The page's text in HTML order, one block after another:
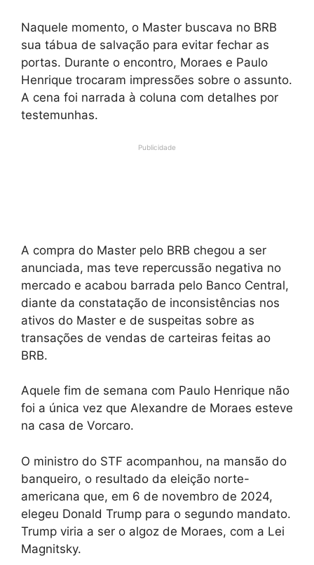
Naquele momento, o Master buscava no BRB
sua tábua de salvação para evitar fechar as
portas. Durante o encontro, Moraes e Paulo
Henrique trocaram impressões sobre o assunto.
A cena foi narrada à coluna com detalhes por
testemunhas.
Publicidade
A compra do Master pelo BRB chegou a ser
anunciada, mas teve repercussão negativa no
mercado e acabou barrada pelo Banco Central,
diante da constatação de inconsistências nos
ativos do Master e de suspeitas sobre as
transações de vendas de carteiras feitas ao
BRB.
Aquele fim de semana com Paulo Henrique não
foi a única vez que Alexandre de Moraes esteve
na casa de Vorcaro.
O ministro do STF acompanhou, na mansão do
banqueiro, o resultado da eleição norte-
americana que, em 6 de novembro de 2024,
elegeu Donald Trump para o segundo mandato.
Trump viria a ser o algoz de Moraes, com a Lei
Magnitsky.